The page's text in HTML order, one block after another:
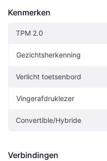
Kenmerken
TPM 2.0
Gezichtsherkenning
Verlicht toetsenbord
Vingerafdruklezer
Convertible/Hybride
Verbindingen